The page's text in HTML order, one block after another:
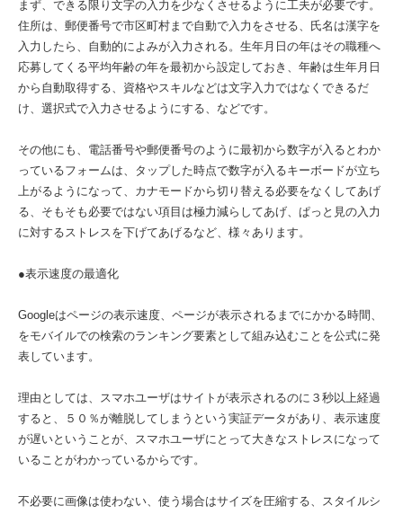
まず、できる限り文字の入力を少なくさせるように工夫が必要です。
住所は、郵便番号で市区町村まで自動で入力をさせる、氏名は漢字を
入力したら、自動的によみが入力される。生年月日の年はその職種へ
応募してくる平均年齢の年を最初から設定しておき、年齢は生年月日
から自動取得する、資格やスキルなどは文字入力ではなくできるだ
け、選択式で入力させるようにする、などです。
その他にも、電話番号や郵便番号のように最初から数字が入るとわか
っているフォームは、タップした時点で数字が入るキーボードが立ち
上がるようになって、カナモードから切り替える必要をなくしてあげ
る、そもそも必要ではない項目は極力減らしてあげ、ぱっと見の入力
に対するストレスを下げてあげるなど、様々あります。
●表示速度の最適化
Googleはページの表示速度、ページが表示されるまでにかかる時間、
をモバイルでの検索のランキング要素として組み込むことを公式に発
表しています。
理由としては、スマホユーザはサイトが表示されるのに３秒以上経過
すると、５０％が離脱してしまうという実証データがあり、表示速度
が遅いということが、スマホユーザにとって大きなストレスになって
いることがわかっているからです。
不必要に画像は使わない、使う場合はサイズを圧縮する、スタイルシ